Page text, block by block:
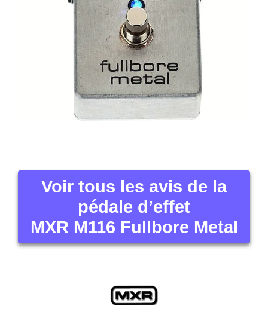
Voir tous les avis de la
pédale d’effet
MXR M116 Fullbore Metal